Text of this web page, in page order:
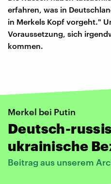
erfahren, was in
in Merkels Kopf vorgeht."
Voraussetzung, sich
kommen.
Merkel bei Putin
Deutsch-
ukrainische
Beitrag aus unserem